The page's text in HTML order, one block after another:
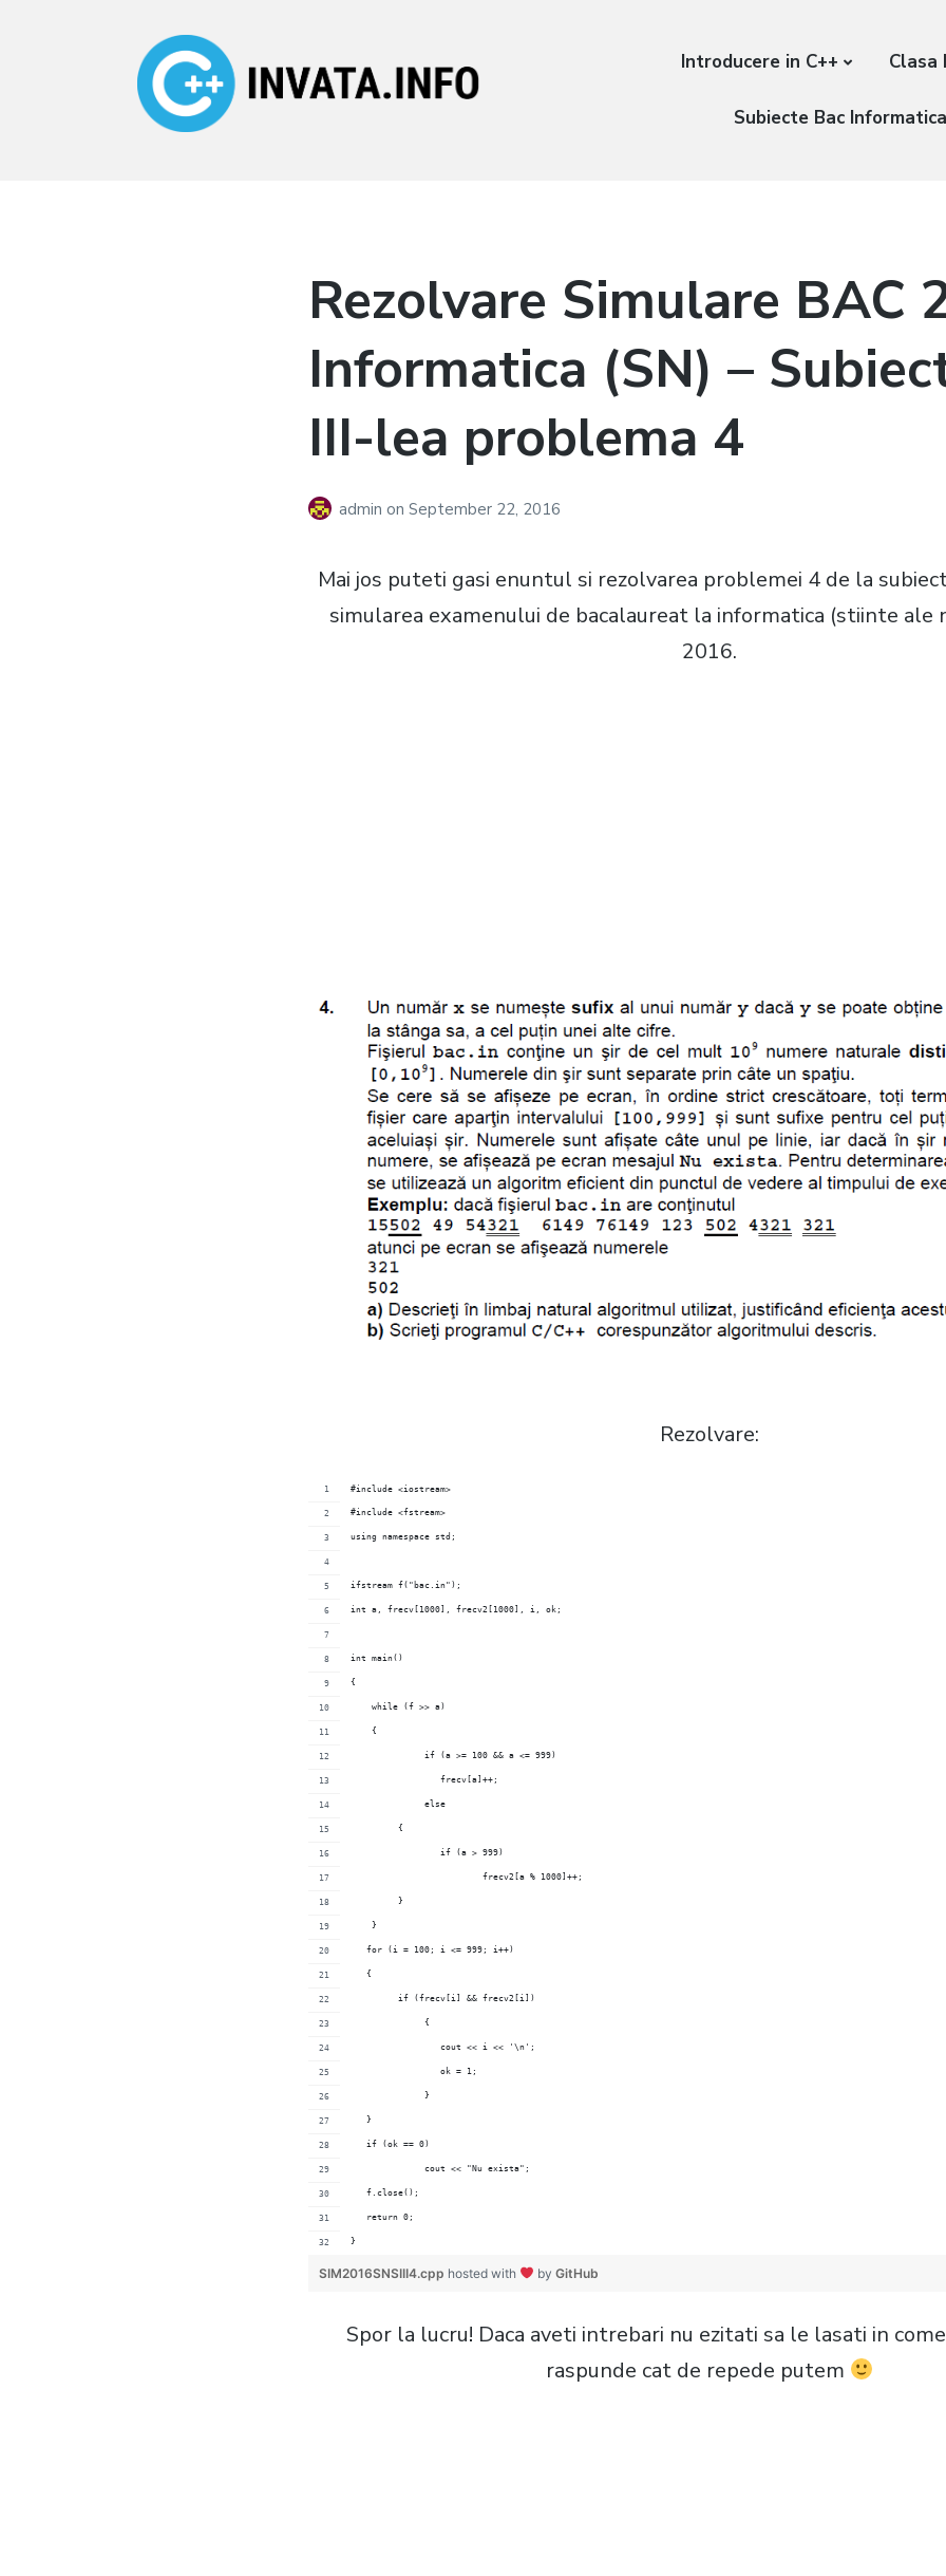
Introducere in C++ Clasa
Subiecte Bac Informatica
Rezolvare Simulare BAC
Informatica (SN) –
III-lea problema 4
adminon September 22, 2016
Mai jos puteti gasi enuntul si rezolvarea problemei 4 de la
simularea examenului de bacalaureat la informatica (stiinte ale
2016.
Rezolvare:
#include <iostream>
#include <fstream>
using namespace std;
ifstream f("bac.in");
int a, frecv[1000], frecv2[1000], i, ok;
int main()
{
    {
	         frecv[a]++;
	      else
         {
		         frecv2[a % 1000]++;
         }
    }
   {
	      {
	         cout << i << '\n';
	         ok = 1;
	      }
   }
	      cout << "Nu exista";
   return 0;
}
SIM2016SNSIII4.cpp hosted with by GitHub
Spor la lucru! Daca aveti intrebari nu ezitati sa le lasati in
raspunde cat de repede putem